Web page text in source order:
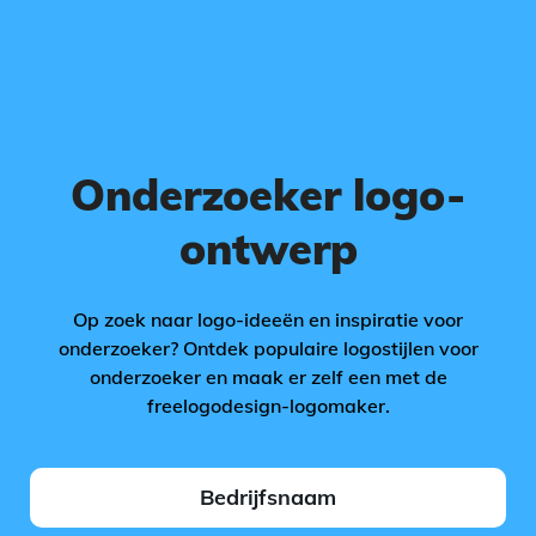
Onderzoeker logo-
ontwerp
Op zoek naar logo-ideeën en inspiratie voor
onderzoeker? Ontdek populaire logostijlen voor
onderzoeker en maak er zelf een met de
freelogodesign-logomaker.